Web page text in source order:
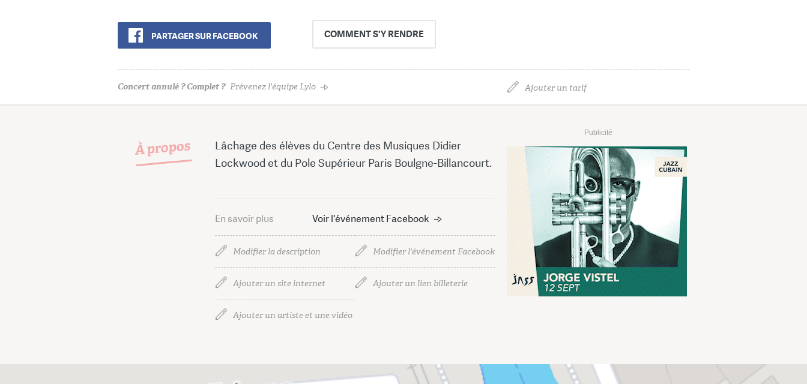
PARTAGER SUR FACEBOOK COMMENTS'Y RENDRE
Concert annulé ? Complet ? Prévenez l'équipe Lylo Ajouter un tarif
À propos
Publicité
Lâchage des élèves du Centre des Musiques Didier
Lockwood et du Pole Supérieur Paris Boulgne-Billancourt.
En savoir plus Voir l'événement Facebook
Modifier la description Modifier l'événement Facebook
Ajouter un site internet Ajouter un lien billeterie
Ajouter un artiste et une vidéo